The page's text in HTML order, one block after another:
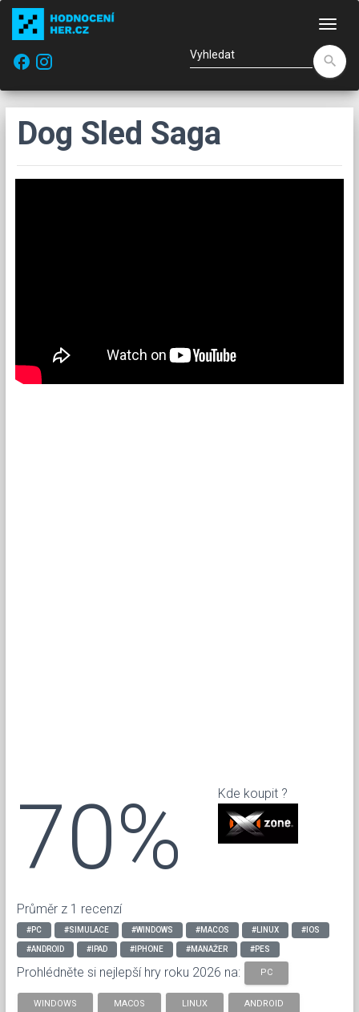
facebook
search
Dog Sled Saga
70%
Průměr z 1 recenzí
Kde koupit ?
#PC #SIMULACE #WINDOWS #MACOS #LINUX #IOS
#ANDROID #IPAD #IPHONE #MANAŽER #PES
Prohlédněte si nejlepší hry roku 2026 na: PC
WINDOWS MACOS LINUX ANDROID